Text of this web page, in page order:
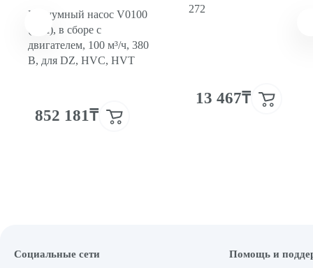
Вакуумный насос V0100
(HM), в сборе с
двигателем, 100 м³/ч, 380
В, для DZ, HVC, HVT
852 181₸
272
13 467₸
Социальные сети Помощь и